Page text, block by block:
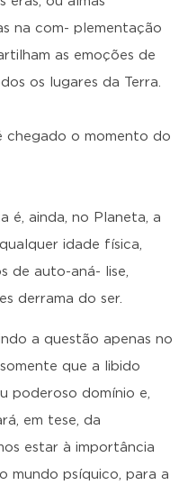
na com- plementação
as emoções de
os lugares da Terra.
chegado o momento do
é, ainda, no Planeta, a
idade física,
de auto-aná- lise,
derrama do ser.
a questão apenas no
que a libido
poderoso domínio e,
em tese, da
estar à importância
mundo psíquico, para a